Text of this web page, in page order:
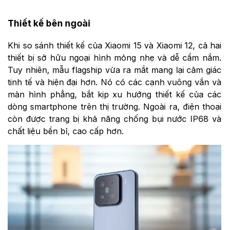
Thiết kế bên ngoài
Khi so sánh thiết kế của Xiaomi 15 và Xiaomi 12, cả hai
thiết bị sở hữu ngoại hình mỏng nhẹ và dễ cầm nắm.
Tuy nhiên, mẫu flagship vừa ra mắt mang lại cảm giác
tinh tế và hiện đại hơn. Nó có các cạnh vuông vắn và
màn hình phẳng, bắt kịp xu hướng thiết kế của các
dòng smartphone trên thị trường. Ngoài ra, điện thoại
còn được trang bị khả năng chống bụi nước IP68 và
chất liệu bền bỉ, cao cấp hơn.